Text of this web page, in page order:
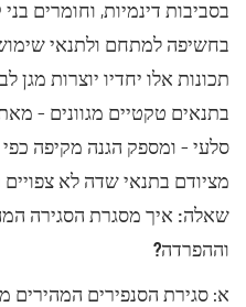
בסביבות דינמיות, וחומרים
בחשיפה למתחם ולתנאי
תכונות אלו יחדיו יוצרות מגן
בתנאים טקטיים מגוונים –
סלעי – ומספק הגנה מקיפה
מציודם בתנאי שדה לא צפויים
שאלה: איך מסגרת הסגירה
וההפרדה?
א: סגירת הסנפירים המהירים